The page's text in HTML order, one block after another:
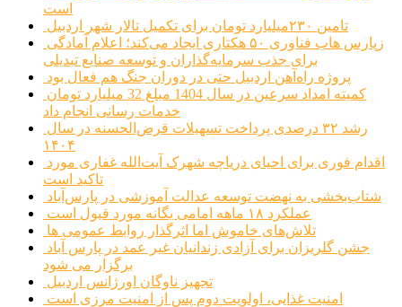
است
تامین ۲۳۰میلیارد تومان برای تکمیل تالار شهر اردبیل
برای جذب سرمایه‌گذاران و توسعه صنایع تبدیلی
پروژه راه‌آهن اردبیل حتی در دوران جنگ هم فعال بود
خدمات رسانی انجام داد
۱۴۰۴
تاکید است
شتاب‌بخشی به نهضت توسعه عدالت آموزشی در پارس‌آباد
عملکرد ۱۸ ماهه امامی یگانه مورد قبول است
تلاش‌های خاموش اما اثرگذار روابط عمومی ها
برگزار می شود
تجهیز ناوگان اورژانس اردبیل
امنیت غذایی، اولویت دوم پس از امنیت مرزی است